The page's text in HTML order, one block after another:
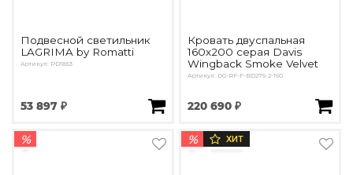
Подвесной светильник
LAGRIMA by Romatti
Артикул: PD1853
53 897 ₽
Кровать двуспальная
160х200 серая Davis
Wingback Smoke Velvet
Артикул: DG-RF-F-BD275-2-160
220 690 ₽
% % ХИТ